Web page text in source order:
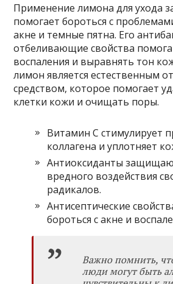
Применение лимона для ухода
помогает бороться с
акне и темные пятна. Его
отбеливающие свойства
воспаления и выравнять тон
лимон является естественным
средством, которое помогает
клетки кожи и очищать поры.
Витамин C стимулирует
коллагена и уплотняет
Антиоксиданты
вредного воздействия
радикалов.
Антисептические
бороться с акне и
Важно помнить,
люди могут быть